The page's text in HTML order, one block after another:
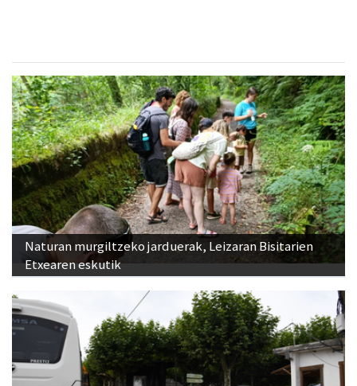
Naturan murgiltzeko jarduerak, Leizaran Bisitarien
Etxearen eskutik